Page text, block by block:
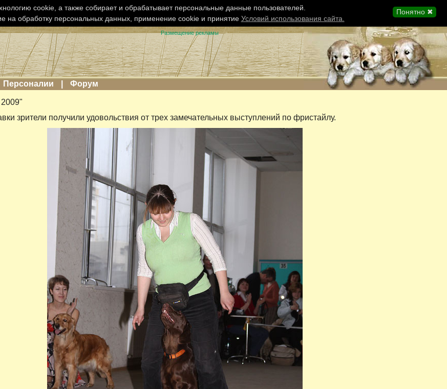
Размещение рекламы
Персоналии Форум
зрители получили удовольствия от трех замечательных выступлений по фристайлу.
Понятно ✖
cookie, а также собирает и обрабатывает персональные данные пользователей.
на обработку персональных данных, применение cookie и принятие Условий использования сайта.